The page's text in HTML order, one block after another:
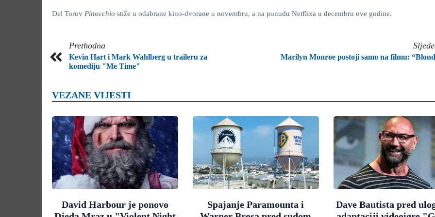
Del Torov Pinocchio stiže u odabrane kino-dvorane u novembru, a na ponudu Netflixa u decembru ove godine.
Prethodna
Kevin Hart i Mark Wahlberg u traileru za
komediju "Me Time"
Marilyn Monroe postoji samo na filmu:
VEZANE VIJESTI
David Harbour je ponovo
Spajanje Paramounta i
Dave Bautista pred